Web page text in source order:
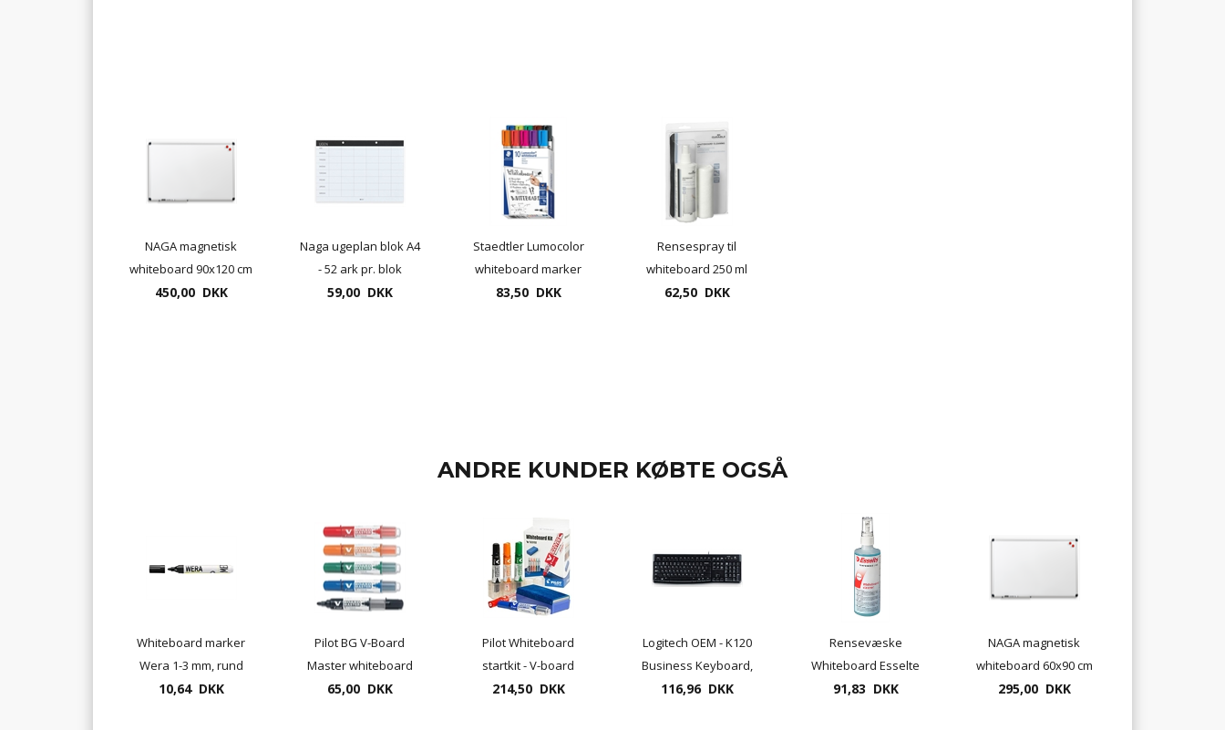
NAGA magnetisk
whiteboard 90x120 cm
med aluramme
450,00 DKK
Naga ugeplan blok A4
- 52 ark pr. blok
59,00 DKK
Staedtler Lumocolor
whiteboard marker
sæt med 10 farver
83,50 DKK
Rensespray til
whiteboard 250 ml
Durable inkl.
62,50 DKK
ANDRE KUNDER KØBTE OGSÅ
Whiteboard marker
Wera 1-3 mm, rund
spids - sort, rød, blå,
10,64 DKK
Pilot BG V-Board
Master whiteboard
markersæt 5 penne -
65,00 DKK
Pilot Whiteboard
startkit - V-board
marker, tavlevisker og
214,50 DKK
Logitech OEM - K120
Business Keyboard,
(Nordic)
116,96 DKK
Rensevæske
Whiteboard Esselte
91,83 DKK
NAGA magnetisk
whiteboard 60x90 cm
med aluramme
295,00 DKK